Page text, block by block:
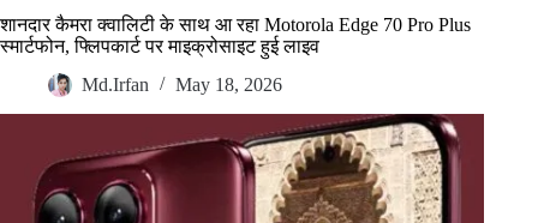
शानदार कैमरा क्वालिटी के साथ आ रहा Motorola Edge 70 Pro Plus
स्मार्टफोन, फ्लिपकार्ट पर माइक्रोसाइट हुई लाइव
Md.Irfan
May 18, 2026